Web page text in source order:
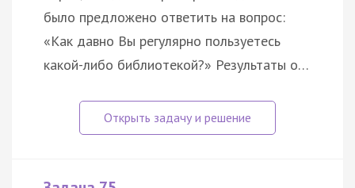
было предложено ответить на вопрос:
«Как давно Вы регулярно пользуетесь
какой-либо библиотекой?» Результаты о…